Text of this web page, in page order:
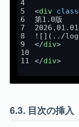
<div class
第1.0版
![]( ../
</div>
</div>
6.3. 目次の挿入